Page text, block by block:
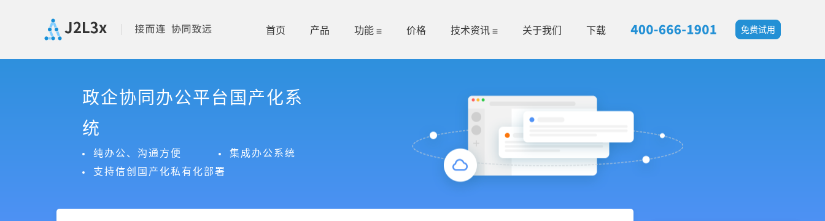
首页 产品 功能 价格 技术资讯 关于我们 下载 免费试用
政企协同办公平台国产化系
统
纯办公、沟通方便
集成办公系统
支持信创国产化私有化部署